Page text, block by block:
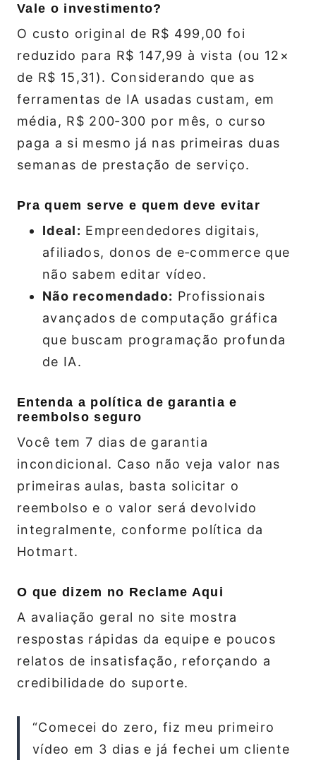
Vale o investimento?
O custo original de R$ 499,00 foi
reduzido para R$ 147,99 à vista (ou 12×
de R$ 15,31). Considerando que as
ferramentas de IA usadas custam, em
média, R$ 200‑300 por mês, o curso
paga a si mesmo já nas primeiras duas
semanas de prestação de serviço.
Pra quem serve e quem deve evitar
Ideal: Empreendedores digitais,
afiliados, donos de e‑commerce que
não sabem editar vídeo.
Não recomendado: Profissionais
avançados de computação gráfica
que buscam programação profunda
de IA.
Entenda a política de garantia e
reembolso seguro
Você tem 7 dias de garantia
incondicional. Caso não veja valor nas
primeiras aulas, basta solicitar o
reembolso e o valor será devolvido
integralmente, conforme política da
Hotmart.
O que dizem no Reclame Aqui
A avaliação geral no site mostra
respostas rápidas da equipe e poucos
relatos de insatisfação, reforçando a
credibilidade do suporte.
“Comecei do zero, fiz meu primeiro
vídeo em 3 dias e já fechei um cliente